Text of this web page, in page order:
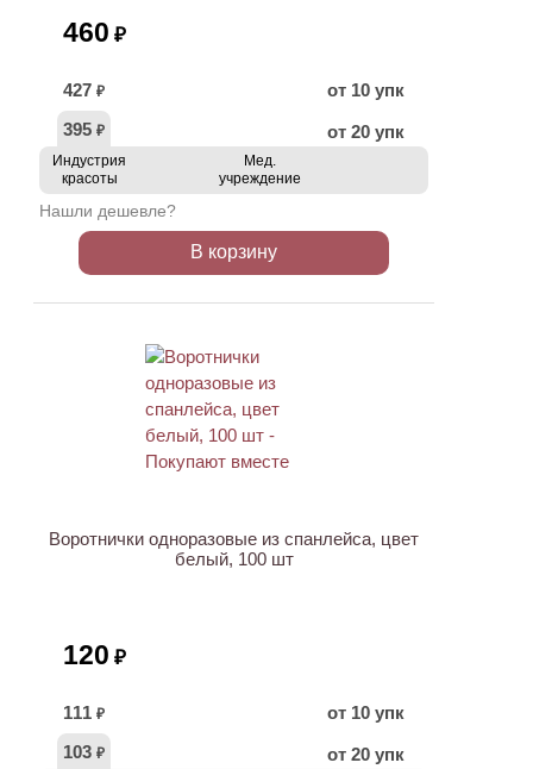
460 ₽
427 ₽
от 10 упк
395 ₽ от 20 упк
Индустрия
красоты
Мед.
учреждение
Нашли дешевле?
В корзину
Воротнички одноразовые из спанлейса, цвет
белый, 100 шт
120 ₽
111 ₽
от 10 упк
103 ₽ от 20 упк